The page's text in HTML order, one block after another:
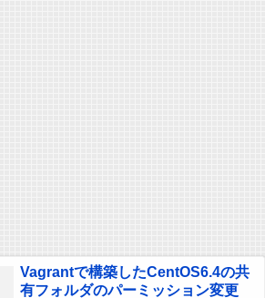
Vagrantで構築したCentOS6.4の共
有フォルダのパーミッション変更